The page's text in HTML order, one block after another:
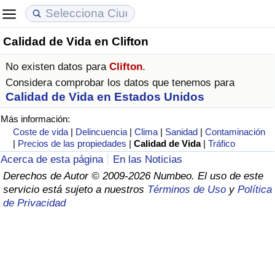
Calidad de Vida en Clifton
No existen datos para Clifton.
Considera comprobar los datos que tenemos para
Calidad de Vida en Estados Unidos
Más información:
Coste de vida | Delincuencia |Clima | Sanidad |Contaminación
| Precios de las propiedades |Calidad de Vida |Tráfico
Acerca de esta página
En las Noticias
Derechos de Autor © 2009-2026 Numbeo. El uso de este
servicio está sujeto a nuestros Términos de Uso y Política
de Privacidad
Coste de vida
Índice de Costo de Vida (Actual)
Índice de Costo de Vida
Índice de costo de vida por país
en aqaba
Precios de las propiedades
Índice de Precios de Inmuebles (Actual)
Índice de Precios de Inmuebles
Índice de Precios de Inmuebles por País
Calidad de Vida
Índice de Calidad de Vida
Índice de Calidad de Vida (Actual)
Índice de calidad de vida por país
Delincuencia
Calificación del Índice de Criminalidad